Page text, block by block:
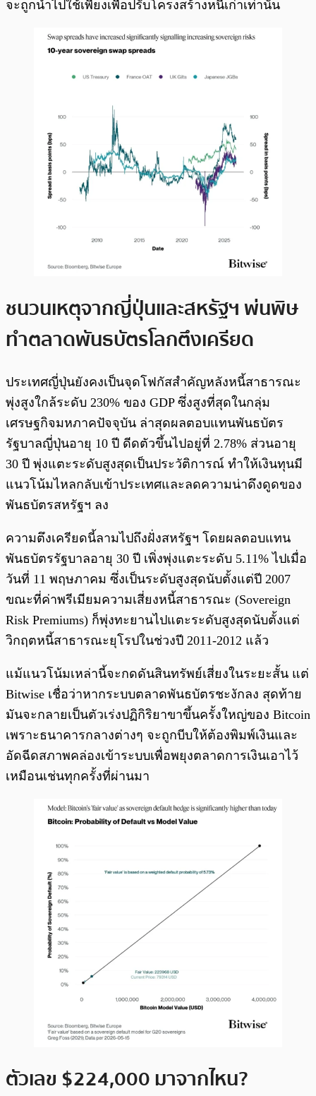
จะถูกนำไปใช้เพียงเพื่อปรับโครงสร้างหนี้เก่าเท่านั้น
ชนวนเหตุจากญี่ปุ่นและสหรัฐฯ พ่นพิษ
ทำตลาดพันธบัตรโลกตึงเครียด
ประเทศญี่ปุ่นยังคงเป็นจุดโฟกัสสำคัญหลังหนี้สาธารณะ
พุ่งสูงใกล้ระดับ 230% ของ GDP ซึ่งสูงที่สุดในกลุ่ม
เศรษฐกิจมหภาคปัจจุบัน ล่าสุดผลตอบแทนพันธบัตร
รัฐบาลญี่ปุ่นอายุ 10 ปี ดีดตัวขึ้นไปอยู่ที่ 2.78% ส่วนอายุ
30 ปี พุ่งแตะระดับสูงสุดเป็นประวัติการณ์ ทำให้เงินทุนมี
แนวโน้มไหลกลับเข้าประเทศและลดความน่าดึงดูดของ
พันธบัตรสหรัฐฯ ลง
ความตึงเครียดนี้ลามไปถึงฝั่งสหรัฐฯ โดยผลตอบแทน
พันธบัตรรัฐบาลอายุ 30 ปี เพิ่งพุ่งแตะระดับ 5.11% ไปเมื่อ
วันที่ 11 พฤษภาคม ซึ่งเป็นระดับสูงสุดนับตั้งแต่ปี 2007
ขณะที่ค่าพรีเมียมความเสี่ยงหนี้สาธารณะ (Sovereign
Risk Premiums) ก็พุ่งทะยานไปแตะระดับสูงสุดนับตั้งแต่
วิกฤตหนี้สาธารณะยุโรปในช่วงปี 2011-2012 แล้ว
แม้แนวโน้มเหล่านี้จะกดดันสินทรัพย์เสี่ยงในระยะสั้น แต่
Bitwise เชื่อว่าหากระบบตลาดพันธบัตรชะงักลง สุดท้าย
มันจะกลายเป็นตัวเร่งปฏิกิริยาขาขึ้นครั้งใหญ่ของ Bitcoin
เพราะธนาคารกลางต่างๆ จะถูกบีบให้ต้องพิมพ์เงินและ
อัดฉีดสภาพคล่องเข้าระบบเพื่อพยุงตลาดการเงินเอาไว้
เหมือนเช่นทุกครั้งที่ผ่านมา
ตัวเลข $224,000 มาจากไหน?